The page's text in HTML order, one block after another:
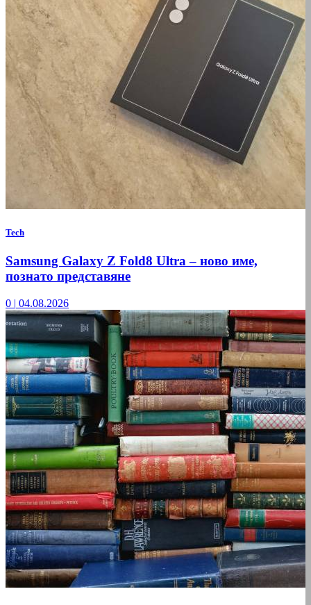
Tech
Samsung Galaxy Z Fold8 Ultra – ново име,
познато представяне
0 | 04.08.2026